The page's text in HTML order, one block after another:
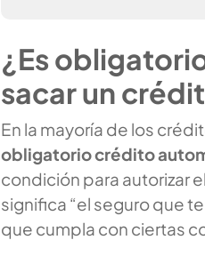
¿Es
sacar un
En la mayoría de los
obligatorio crédito
condición para autorizar
significa “el seguro que
que cumpla con ciertas